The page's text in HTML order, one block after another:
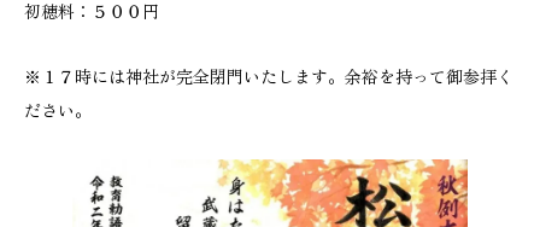
初穂料：５００円
※１７時には神社が完全閉門いたします。余裕を持って御参拝く
ださい。